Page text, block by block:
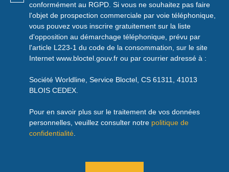
conformément au RGPD. Si vous ne souhaitez pas faire
l'objet de prospection commerciale par voie téléphonique,
vous pouvez vous inscrire gratuitement sur la liste
d'opposition au démarchage téléphonique, prévu par
l'article L223-1 du code de la consommation, sur le site
Internet www.bloctel.gouv.fr ou par courrier adressé à :
Société Worldline, Service Bloctel, CS 61311, 41013
BLOIS CEDEX.
Pour en savoir plus sur le traitement de vos données
personnelles, veuillez consulter notre politique de
confidentialité.